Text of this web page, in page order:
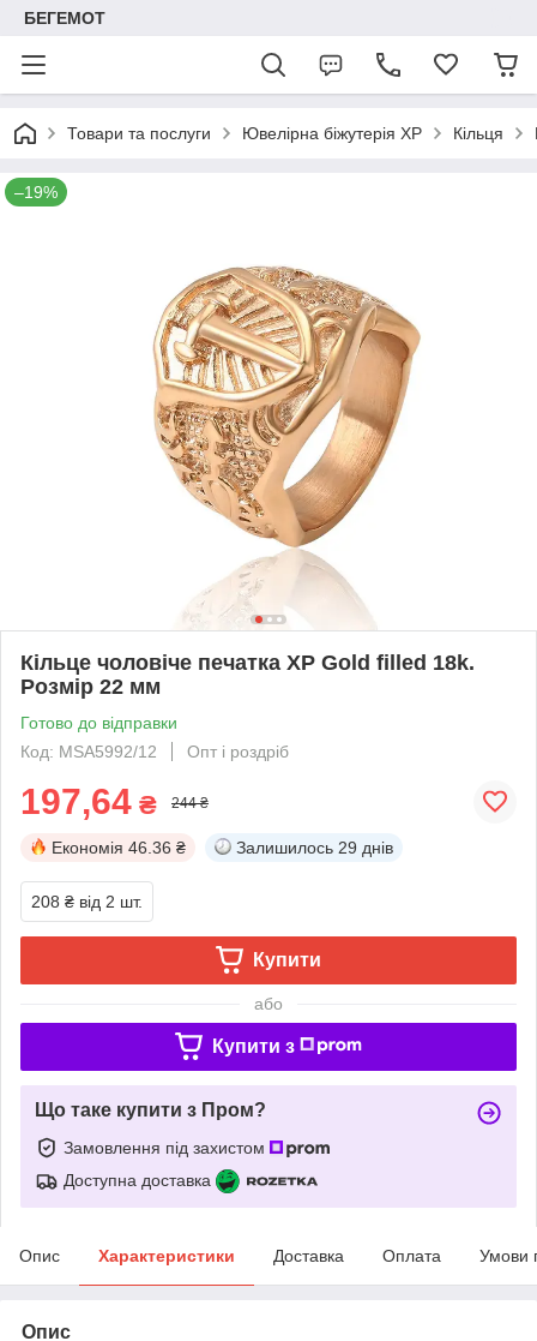
БЕГЕМОТ
Товари та послуги Ювелірна біжутерія XP Кільця
–19%
Кільце чоловіче печатка ХР Gold filled 18k.
Розмір 22 мм
Готово до відправки
Код: MSA5992/12
Опт і роздріб
197,64 ₴ 244 ₴
Економія 46.36 ₴ Залишилось 29 днів
208 ₴ від 2 шт.
Купити
або
Купити з
Що таке купити з Пром?
Замовлення під захистом
Доступна доставка
Опис Характеристики Доставка Оплата Умови
Опис